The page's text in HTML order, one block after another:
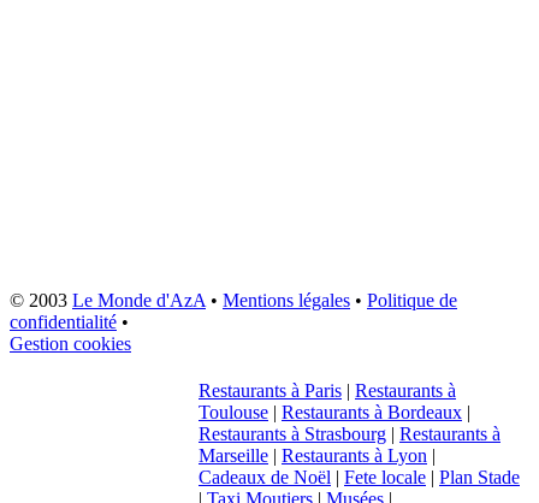
© 2003 Le Monde d'AzA• Mentions légales • Politique de
confidentialité •
Gestion cookies
Restaurants à Paris | Restaurants à
Toulouse | Restaurants à Bordeaux |
Restaurants à Strasbourg | Restaurants à
Marseille | Restaurants à Lyon |
Cadeaux de Noël | Fete locale | Plan Stade